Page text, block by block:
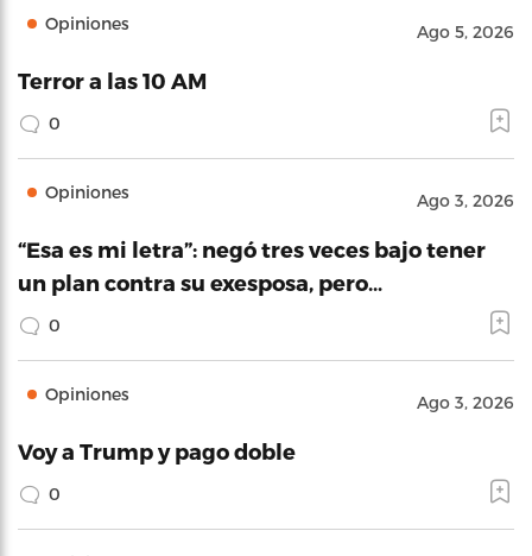
Opiniones Ago 5, 2026
Terror a las 10 AM
0
Opiniones Ago 3, 2026
“Esa es mi letra”: negó tres veces bajo tener
un plan contra su exesposa, pero…
0
Opiniones Ago 3, 2026
Voy a Trump y pago doble
0